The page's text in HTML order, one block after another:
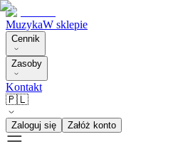
MuzykaW sklepie
Cennik
Zasoby
Kontakt
🇵🇱
Zaloguj się Załóż konto